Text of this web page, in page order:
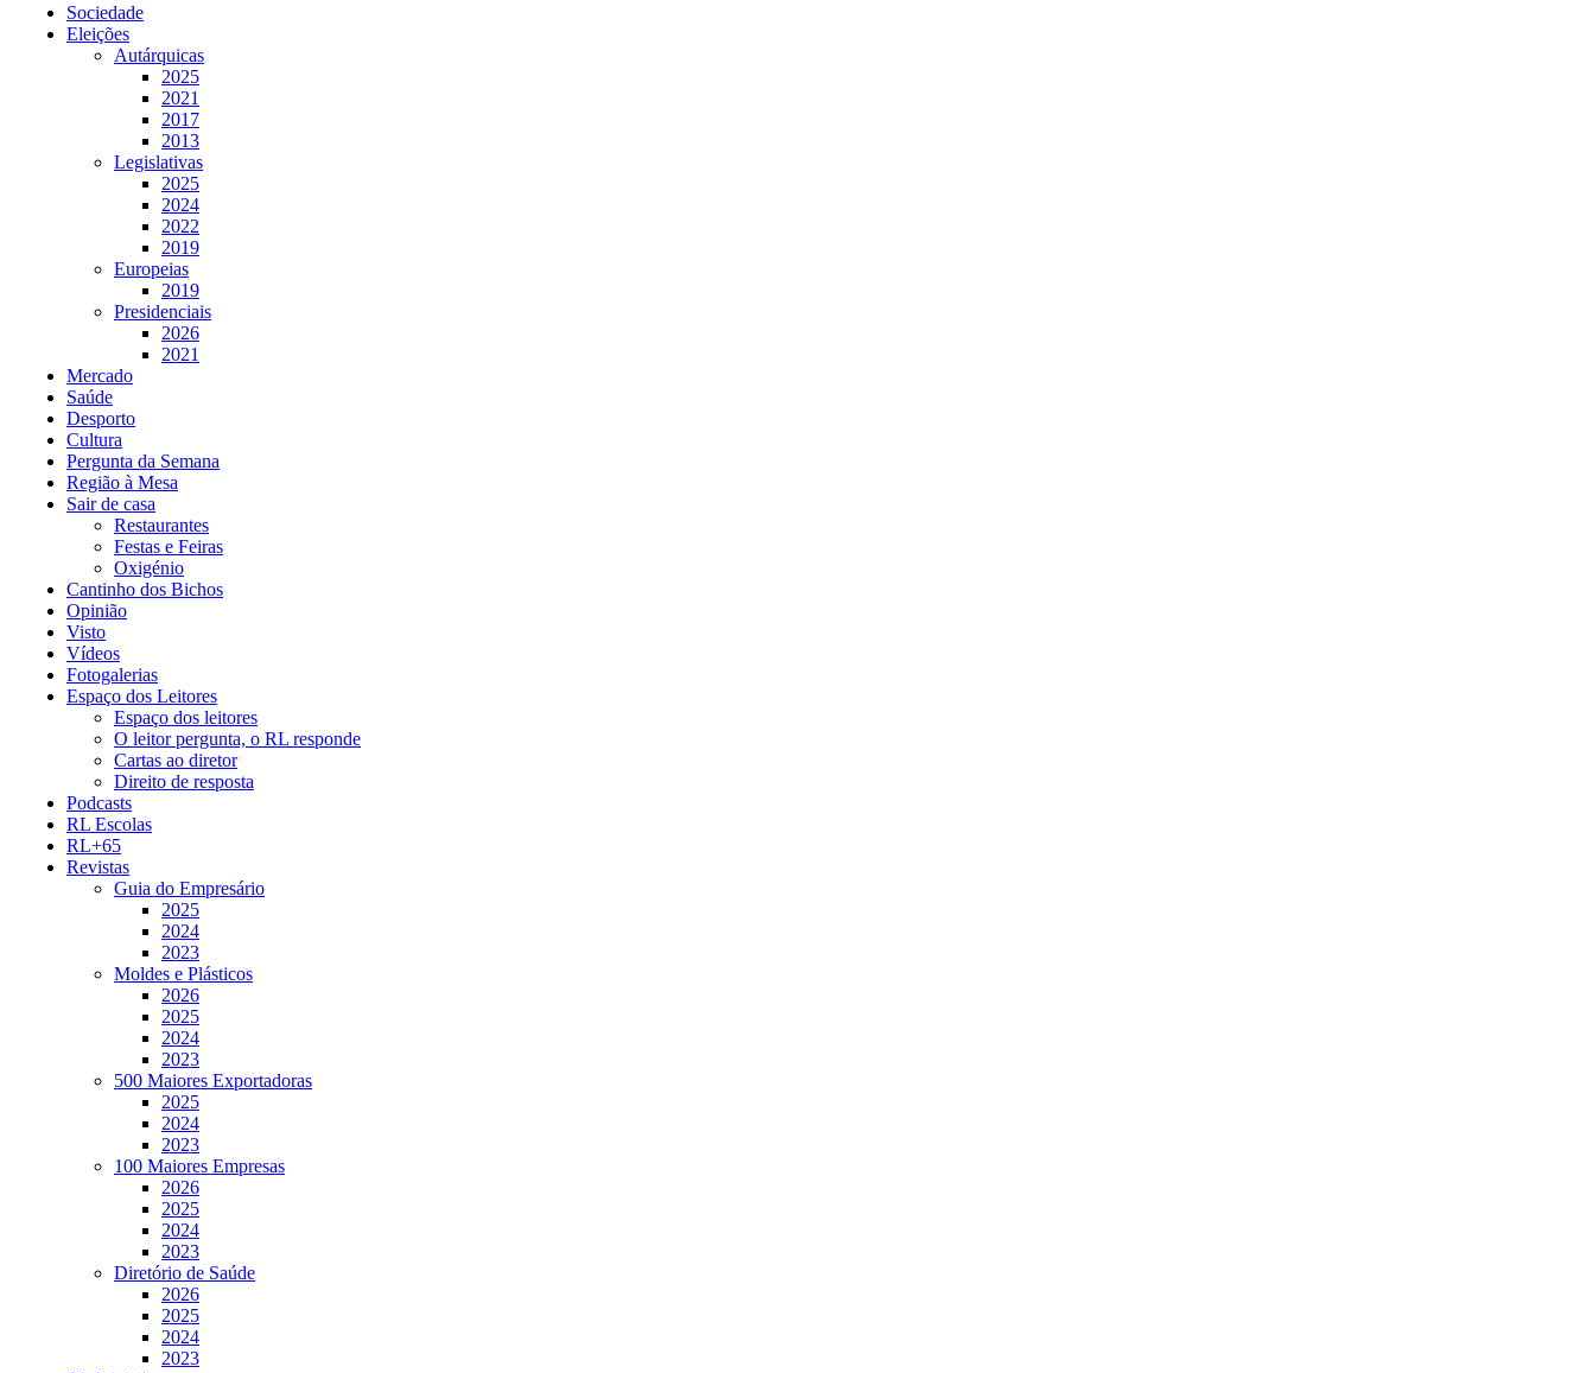
Sociedade
Eleições
Autárquicas
2025
2021
2017
2013
Legislativas
2025
2024
2022
2019
Europeias
2019
Presidenciais
2026
2021
Mercado
Saúde
Desporto
Cultura
Pergunta da Semana
Região à Mesa
Sair de casa
Restaurantes
Festas e Feiras
Oxigénio
Cantinho dos Bichos
Opinião
Visto
Vídeos
Fotogalerias
Espaço dos Leitores
Espaço dos leitores
O leitor pergunta, o RL responde
Cartas ao diretor
Direito de resposta
Podcasts
RL Escolas
RL+65
Revistas
Guia do Empresário
2025
2024
2023
Moldes e Plásticos
2026
2025
2024
2023
500 Maiores Exportadoras
2025
2024
2023
100 Maiores Empresas
2026
2025
2024
2023
Diretório de Saúde
2026
2025
2024
2023